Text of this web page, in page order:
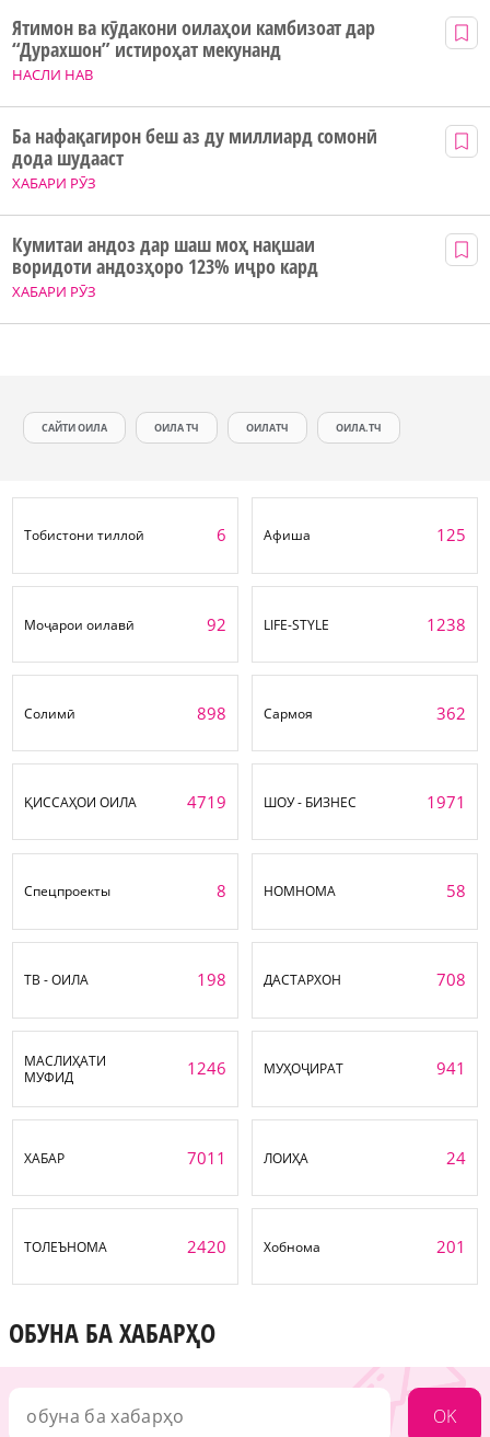
НАСЛИ НАВ
Ятимон ва кӯдакони оилаҳои камбизоат дар
“Дурахшон” истироҳат мекунанд
ХАБАРИ РӮЗ
Ба нафақагирон беш аз ду миллиард сомонӣ
дода шудааст
ХАБАРИ РӮЗ
Кумитаи андоз дар шаш моҳ нақшаи
воридоти андозҳоро 123% иҷро кард
САЙТИ ОИЛА ОИЛА ТЧ ОИЛАТЧ ОИЛА.ТЧ
Тобистони тиллоӣ 6 Афиша 125
Моҷарои оилавӣ 92 LIFE-STYLE 1238
Солимӣ 898 Сармоя 362
ҚИССАҲОИ ОИЛА 4719 ШОУ - БИЗНЕС 1971
Спецпроекты 8 НОМНОМА 58
ТВ - ОИЛА 198 ДАСТАРХОН 708
МАСЛИҲАТИ
МУФИД
1246 МУҲОҶИРАТ 941
ХАБАР 7011 ЛОИҲА 24
ТОЛЕЪНОМА 2420 Хобнома 201
ОБУНА БА ХАБАРҲО
OK